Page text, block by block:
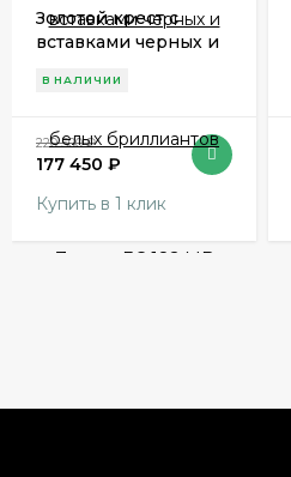
Золотой крест с
вставками черных и
Zancan EC 182 MB
В НАЛИЧИИ
220 500₽
177 450 ₽
Купить в 1 клик